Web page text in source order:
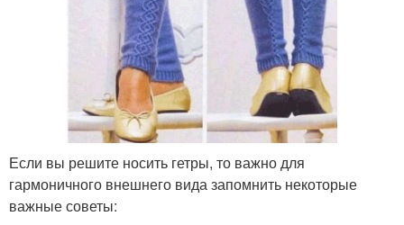
Если вы решите носить гетры, то важно для
гармоничного внешнего вида запомнить некоторые
важные советы: